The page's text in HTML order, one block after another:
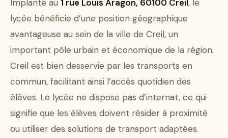
Implanté au 1 rue Louis Aragon, 60100 Creil, le
lycée bénéficie d’une position géographique
avantageuse au sein de la ville de Creil, un
important pôle urbain et économique de la région.
Creil est bien desservie par les transports en
commun, facilitant ainsi l’accès quotidien des
élèves. Le lycée ne dispose pas d’internat, ce qui
signifie que les élèves doivent résider à proximité
ou utiliser des solutions de transport adaptées.